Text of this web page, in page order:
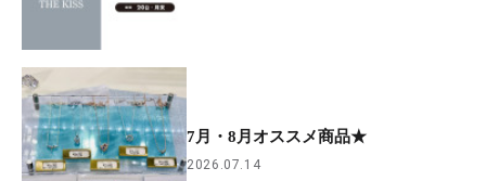
7月・8月オススメ商品★
2026.07.14